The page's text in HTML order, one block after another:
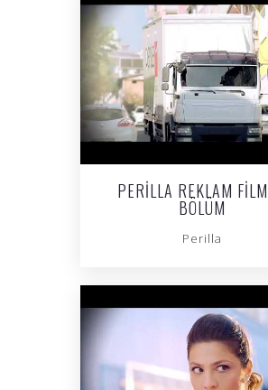
PERILLA REKLAM
BÖLÜM
Perilla